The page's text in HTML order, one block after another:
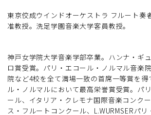
東京佼成ウインドオーケストラ フルート奏
准教授。洗足学園音楽大学客員教授。
神戸女学院大学音楽学部卒業。ハンナ・ギ
ロ賞受賞。パリ・エコール・ノルマル音楽
院など4校を全て満場一致の首席一等賞を得
ル・ノルマルにおいて最高栄誉賞受賞。パ
ール、イタリア・クレモナ国際音楽コンク
ス・フルートコンクール、L.WURMSERパ